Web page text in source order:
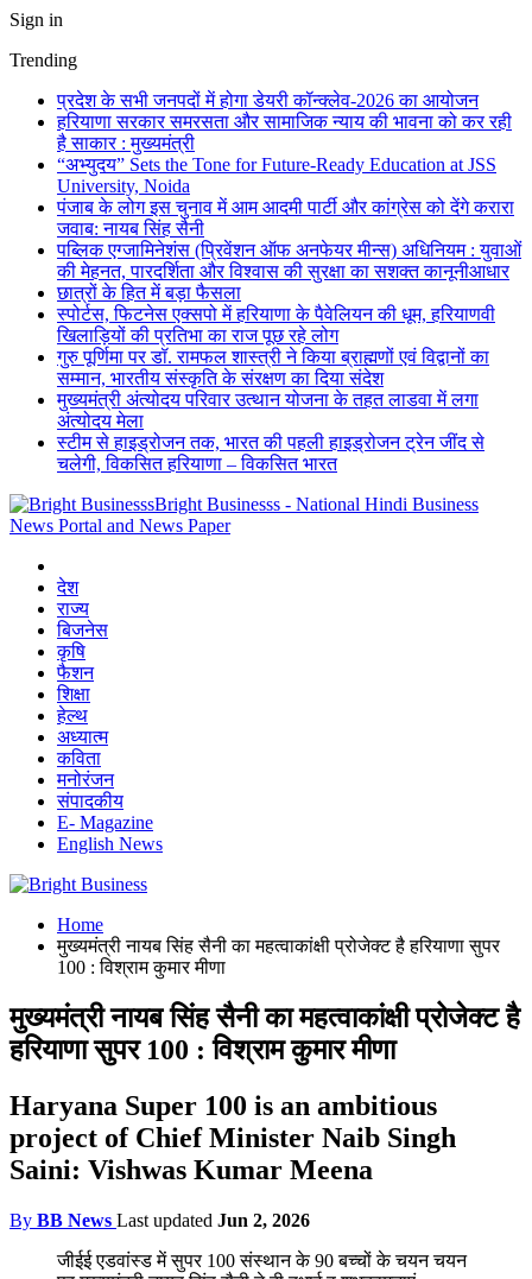
Sign in
Trending
प्रदेश के सभी जनपदों में होगा डेयरी कॉन्क्लेव-2026 का आयोजन
हरियाणा सरकार समरसता और सामाजिक न्याय की भावना को कर रही
है साकार : मुख्यमंत्री
“अभ्युदय” Sets the Tone for Future-Ready Education at JSS
University, Noida
पंजाब के लोग इस चुनाव में आम आदमी पार्टी और कांग्रेस को देंगे करारा
जवाब: नायब सिंह सैनी
पब्लिक एग्जामिनेशंस (प्रिवेंशन ऑफ अनफेयर मीन्स) अधिनियम : युवाओं
की मेहनत, पारदर्शिता और विश्वास की सुरक्षा का सशक्त कानूनीआधार
छात्रों के हित में बड़ा फैसला
स्पोर्टस, फिटनेस एक्सपो में हरियाणा के पैवेलियन की धूम, हरियाणवी
खिलाड़ियों की प्रतिभा का राज पूछ रहे लोग
गुरु पूर्णिमा पर डॉ. रामफल शास्त्री ने किया ब्राह्मणों एवं विद्वानों का
सम्मान, भारतीय संस्कृति के संरक्षण का दिया संदेश
मुख्यमंत्री अंत्योदय परिवार उत्थान योजना के तहत लाडवा में लगा
अंत्योदय मेला
स्टीम से हाइड्रोजन तक, भारत की पहली हाइड्रोजन ट्रेन जींद से
चलेगी, विकसित हरियाणा – विकसित भारत
Bright Businesss - National Hindi Business
News Portal and News Paper
देश
राज्य
बिजनेस
कृषि
फैशन
शिक्षा
हेल्थ
अध्यात्म
कविता
मनोरंजन
संपादकीय
E- Magazine
English News
Home
मुख्यमंत्री नायब सिंह सैनी का महत्वाकांक्षी प्रोजेक्ट है हरियाणा सुपर
100 : विश्राम कुमार मीणा
मुख्यमंत्री नायब सिंह सैनी का महत्वाकांक्षी प्रोजेक्ट है
हरियाणा सुपर 100 : विश्राम कुमार मीणा
Haryana Super 100 is an ambitious
project of Chief Minister Naib Singh
Saini: Vishwas Kumar Meena
By BB News Last updated Jun 2, 2026
जीईई एडवांस्ड में सुपर 100 संस्थान के 90 बच्चों के चयन चयन